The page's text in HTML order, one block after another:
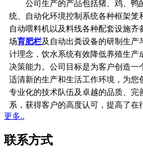
公司生产的产品包括猪、鸡、鸭
统、自动化环境控制系统各种框架笼
自动喂料机以及料线各种配套设施齐
场育肥栏及自动出粪设备的研制生产
计理念，饮水系统有效降低养殖生产
决策能力。公司目标是为客户创造一
适清新的生产和生活工作环境，为您
专业化的技术队伍及卓越的品质、完
系，获得客户的高度认可，提高了在
更多..
联系方式